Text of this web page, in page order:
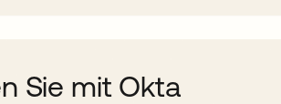
Sie mit Okta